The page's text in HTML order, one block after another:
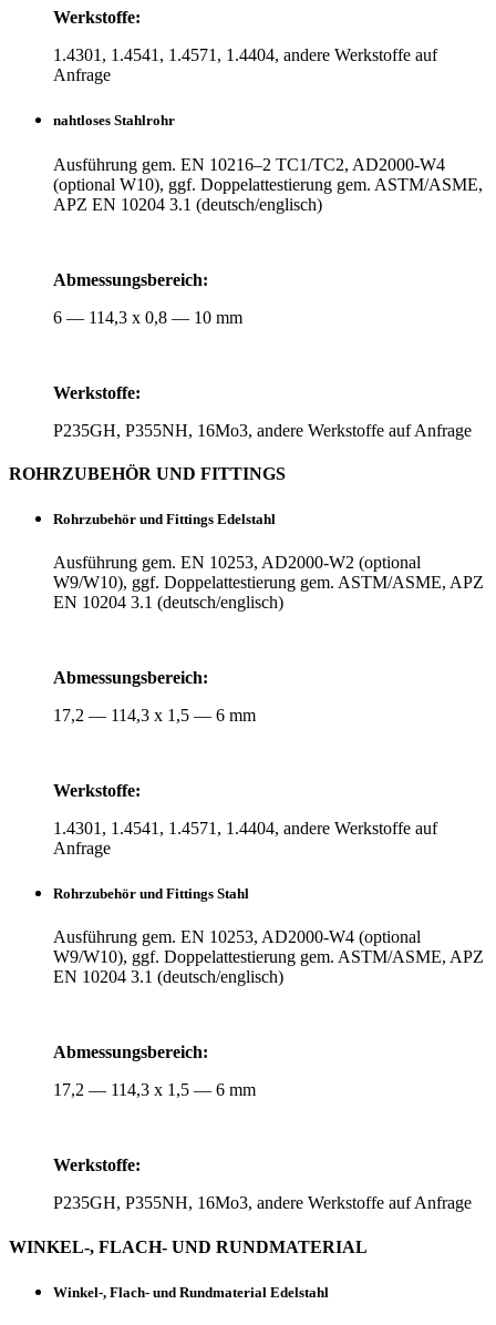
Werk­stoffe:
1.4301, 1.4541, 1.4571, 1.4404, andere Werk­stoffe auf
Anfrage
naht­loses Stahlrohr
Aus­füh­rung gem. EN 10216–2 TC1/TC2, AD2000-W4
(optional W10), ggf. Dop­pel­at­tes­tie­rung gem. ASTM/ASME,
APZ EN 10204 3.1 (deutsch/englisch)
Abmes­sungs­be­reich:
6 — 114,3 x 0,8 — 10 mm
Werk­stoffe:
P235GH, P355NH, 16Mo3, andere Werk­stoffe auf Anfrage
ROHR­ZU­BEHÖR UND FITTINGS
Rohr­zu­behör und Fit­tings Edelstahl
Aus­füh­rung gem. EN 10253, AD2000-W2 (optional
W9/W10), ggf. Dop­pel­at­tes­tie­rung gem. ASTM/ASME, APZ
EN 10204 3.1 (deutsch/englisch)
Abmes­sungs­be­reich:
17,2 — 114,3 x 1,5 — 6 mm
Werk­stoffe:
1.4301, 1.4541, 1.4571, 1.4404, andere Werk­stoffe auf
Anfrage
Rohr­zu­behör und Fit­tings Stahl
Aus­füh­rung gem. EN 10253, AD2000-W4 (optional
W9/W10), ggf. Dop­pel­at­tes­tie­rung gem. ASTM/ASME, APZ
EN 10204 3.1 (deutsch/englisch)
Abmes­sungs­be­reich:
17,2 — 114,3 x 1,5 — 6 mm
Werk­stoffe:
P235GH, P355NH, 16Mo3, andere Werk­stoffe auf Anfrage
WINKEL‑, FLACH- UND RUNDMATERIAL
Winkel‑, Flach- und Rund­ma­te­rial Edelstahl